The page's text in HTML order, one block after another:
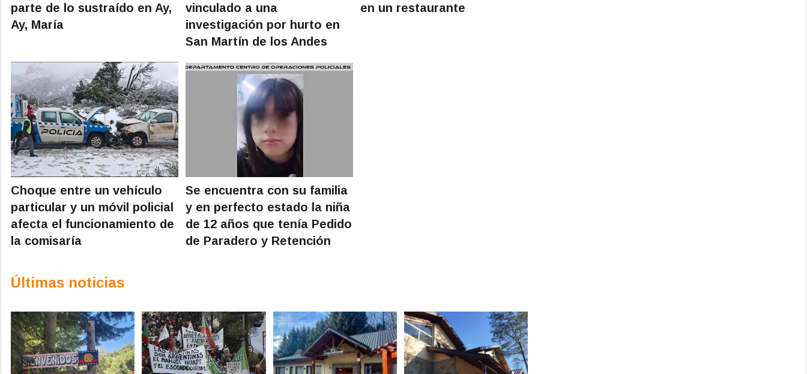
parte de lo sustraído en Ay,
Ay, María
vinculado a una
investigación por hurto en
San Martín de los Andes
en un restaurante
Choque entre un vehículo
particular y un móvil policial
afecta el funcionamiento de
la comisaría
Se encuentra con su familia
y en perfecto estado la niña
de 12 años que tenía Pedido
de Paradero y Retención
Últimas noticias